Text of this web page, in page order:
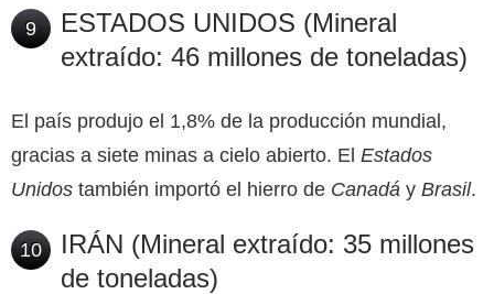
9
ESTADOS UNIDOS (Mineral
extraído: 46 millones de toneladas)
El país produjo el 1,8% de la producción mundial,
gracias a siete minas a cielo abierto. El Estados
Unidos también importó el hierro de Canadá y Brasil.
10
IRÁN (Mineral extraído: 35 millones
de toneladas)